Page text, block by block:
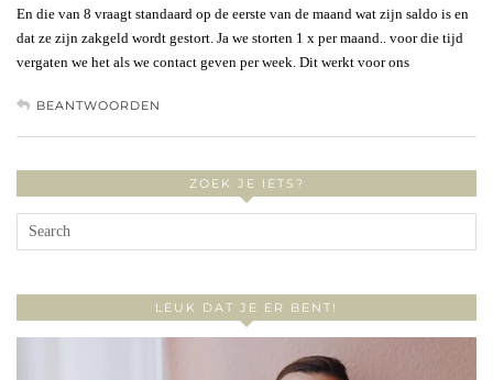
En die van 8 vraagt standaard op de eerste van de maand wat zijn saldo is en
dat ze zijn zakgeld wordt gestort. Ja we storten 1 x per maand.. voor die tijd
vergaten we het als we contact geven per week. Dit werkt voor ons
BEANTWOORDEN
ZOEK JE IETS?
LEUK DAT JE ER BENT!